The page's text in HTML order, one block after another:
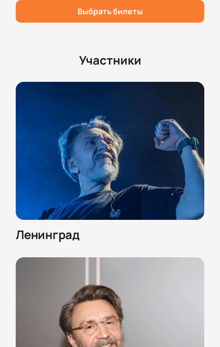
Не упустите возможность попасть на это
Выбрать билеты
Участники
Ленинград